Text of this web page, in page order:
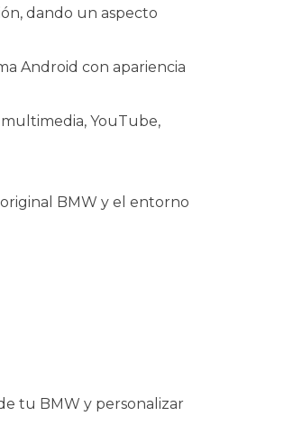
dando un aspecto
Android con apariencia
YouTube,
BMW y el entorno
tu BMW y personalizar